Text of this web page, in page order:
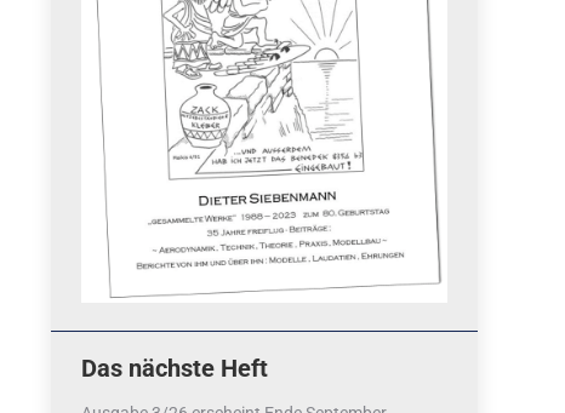
Das nächste Heft
Instagram Ergebnisse
bezahlen mit / pay by
PayPal
Datenschutzerklärung
Cookie-Richtlinie (EU)